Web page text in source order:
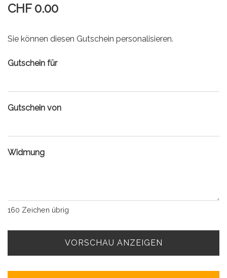
CHF 0.00
Sie können diesen Gutschein personalisieren.
Gutschein für
Gutschein von
Widmung
160 Zeichen übrig
VORSCHAU ANZEIGEN